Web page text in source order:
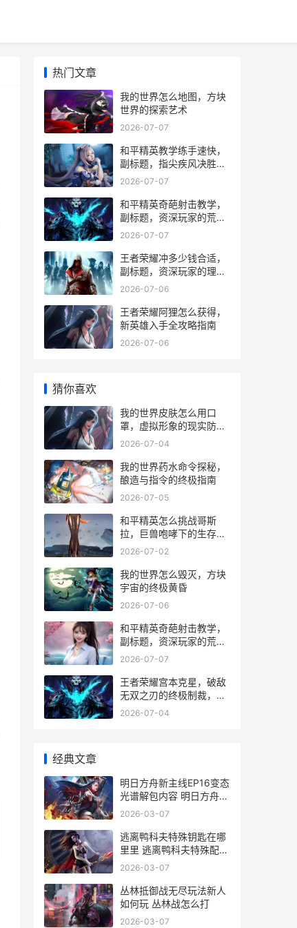
热门文章
我的世界怎么地图，方块
世界的探索艺术
2026-07-07
和平精英教学练手速快，
副标题，指尖疾风决胜战
场
2026-07-07
和平精英奇葩射击教学，
副标题，资深玩家的荒诞
战术指南
2026-07-07
王者荣耀冲多少钱合适，
副标题，资深玩家的理性
消费指南
2026-07-06
王者荣耀阿狸怎么获得，
新英雄入手全攻略指南
2026-07-06
猜你喜欢
我的世界皮肤怎么用口
罩，虚拟形象的现实防护
思考
2026-07-04
我的世界药水命令探秘，
酿造与指令的终极指南
2026-07-05
和平精英怎么挑战哥斯
拉，巨兽咆哮下的生存与
征服之道副标题
2026-07-02
我的世界怎么毁灭，方块
宇宙的终极黄昏
2026-07-06
和平精英奇葩射击教学，
副标题，资深玩家的荒诞
战术指南
2026-07-07
王者荣耀宫本克星，破敌
无双之刃的终极制裁，副
标题：解析对抗剑圣的战
2026-07-04
经典文章
明日方舟新主线EP16变态
光谱解包内容 明日方舟新
主线反常光谱
2026-03-07
逃离鸭科夫特殊钥匙在哪
里里 逃离鸭科夫特殊配件
有哪些
2026-03-07
丛林抵御战无尽玩法新人
如何玩 丛林战怎么打
2026-03-07